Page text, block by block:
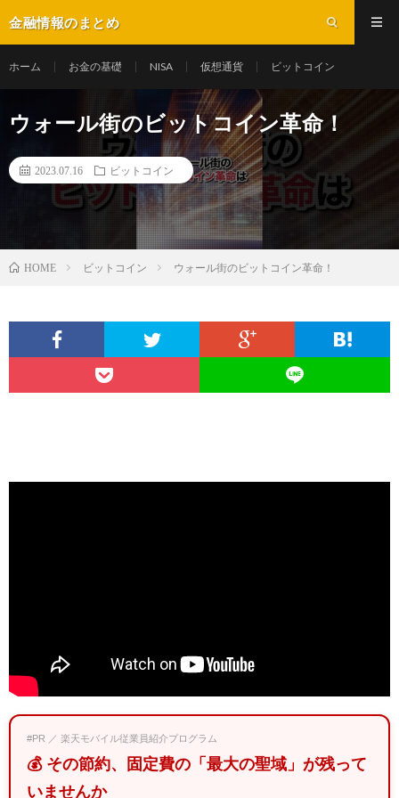
金融情報のまとめ
ホーム お金の基礎 NISA 仮想通貨 ビットコイン
ウォール街のビットコイン革命！
2023.07.16 ビットコイン
HOME ビットコイン ウォール街のビットコイン革命！
#PR ／ 楽天モバイル従業員紹介プログラム
💰 その節約、固定費の「最大の聖域」が残って
いませんか